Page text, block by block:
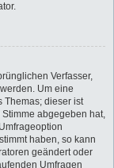
Verfasser,
Um eine
Themas; dieser ist
abgegeben hat,
haben, so kann
geändert oder
Umfragen